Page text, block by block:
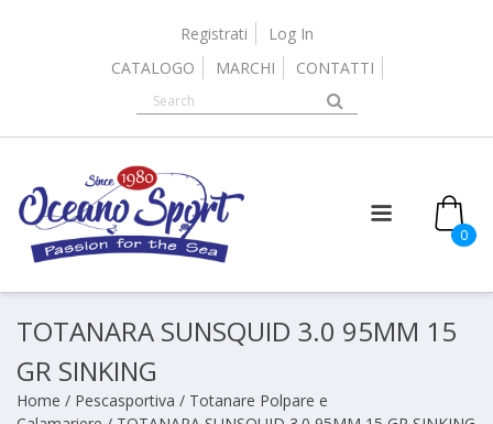
Registrati
Log In
CATALOGO
MARCHI CONTATTI
0
TOTANARA SUNSQUID 3.0 95MM 15
GR SINKING
Home / Pescasportiva / Totanare Polpare e